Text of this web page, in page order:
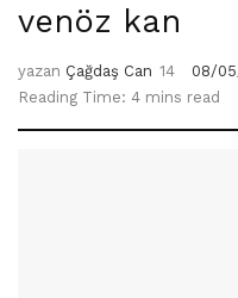
venöz kan
yazan Çağdaş Can
08/
Reading Time: 4 mins read